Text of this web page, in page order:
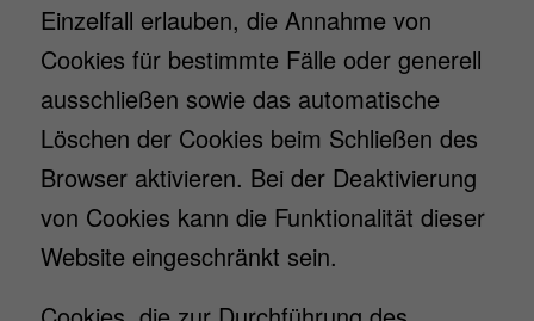
Einzelfall erlauben, die Annahme von
Cookies für bestimmte Fälle oder generell
ausschließen sowie das automatische
Löschen der Cookies beim Schließen des
Browser aktivieren. Bei der Deaktivierung
von Cookies kann die Funktionalität dieser
Website eingeschränkt sein.